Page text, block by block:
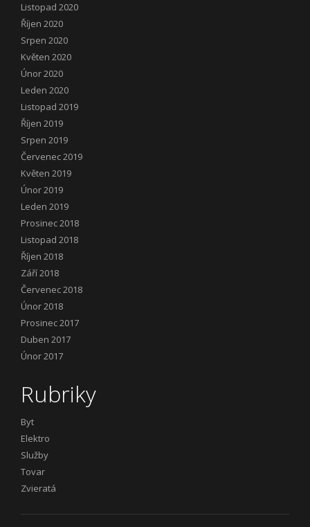
Listopad 2020
Říjen 2020
Srpen 2020
Květen 2020
Únor 2020
Leden 2020
Listopad 2019
Říjen 2019
Srpen 2019
Červenec 2019
Květen 2019
Únor 2019
Leden 2019
Prosinec 2018
Listopad 2018
Říjen 2018
Září 2018
Červenec 2018
Únor 2018
Prosinec 2017
Duben 2017
Únor 2017
Rubriky
Byt
Elektro
Služby
Tovar
Zvieratá